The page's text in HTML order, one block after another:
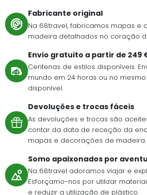
Fabricante original
Na 68travel, fabricamos mapas e
madeira detalhados no coração
Envio gratuito a partir de 249
Centenas de estilos disponíveis.
mundo em 24 horas ou no mesmo
disponível.
Devoluções e trocas fáceis
As devoluções e trocas são
contar da data de receção da
mapas e decorações de madeira.
Somo apaixonados por
Na 68travel adoramos viajar e
Esforçamo-nos por utilizar
e reduzir a utilização de plástico.